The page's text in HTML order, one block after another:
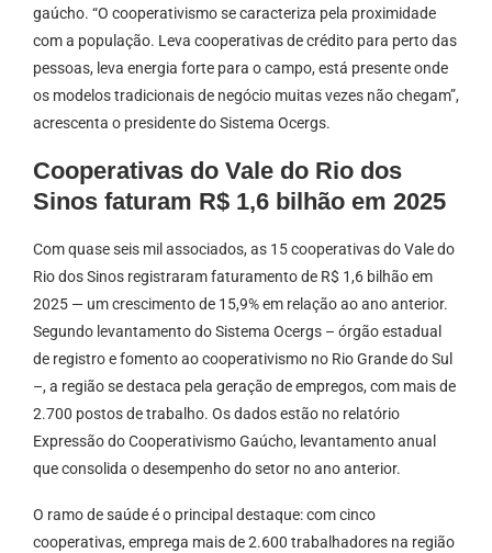
gaúcho. “O cooperativismo se caracteriza pela proximidade
com a população. Leva cooperativas de crédito para perto das
pessoas, leva energia forte para o campo, está presente onde
os modelos tradicionais de negócio muitas vezes não chegam”,
acrescenta o presidente do Sistema Ocergs.
Cooperativas do Vale do Rio dos
Sinos faturam R$ 1,6 bilhão em 2025
Com quase seis mil associados, as 15 cooperativas do Vale do
Rio dos Sinos registraram faturamento de R$ 1,6 bilhão em
2025 — um crescimento de 15,9% em relação ao ano anterior.
Segundo levantamento do Sistema Ocergs – órgão estadual
de registro e fomento ao cooperativismo no Rio Grande do Sul
–, a região se destaca pela geração de empregos, com mais de
2.700 postos de trabalho. Os dados estão no relatório
Expressão do Cooperativismo Gaúcho, levantamento anual
que consolida o desempenho do setor no ano anterior.
O ramo de saúde é o principal destaque: com cinco
cooperativas, emprega mais de 2.600 trabalhadores na região